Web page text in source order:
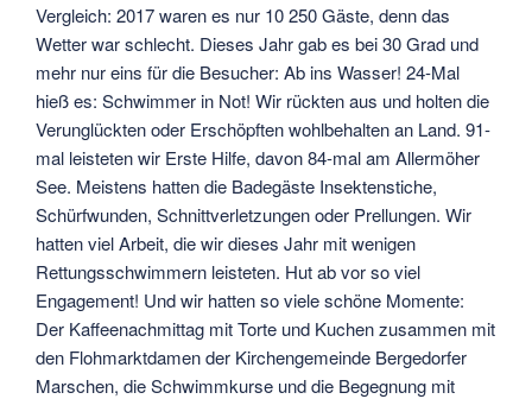
Vergleich: 2017 waren es nur 10 250 Gäste, denn das
Wetter war schlecht. Dieses Jahr gab es bei 30 Grad und
mehr nur eins für die Besucher: Ab ins Wasser! 24-Mal
hieß es: Schwimmer in Not! Wir rückten aus und holten die
Verunglückten oder Erschöpften wohlbehalten an Land. 91-
mal leisteten wir Erste Hilfe, davon 84-mal am Allermöher
See. Meistens hatten die Badegäste Insektenstiche,
Schürfwunden, Schnittverletzungen oder Prellungen. Wir
hatten viel Arbeit, die wir dieses Jahr mit wenigen
Rettungsschwimmern leisteten. Hut ab vor so viel
Engagement! Und wir hatten so viele schöne Momente:
Der Kaffeenachmittag mit Torte und Kuchen zusammen mit
den Flohmarktdamen der Kirchengemeinde Bergedorfer
Marschen, die Schwimmkurse und die Begegnung mit